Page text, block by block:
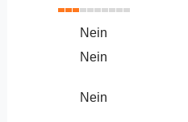
Nein
Nein
Nein